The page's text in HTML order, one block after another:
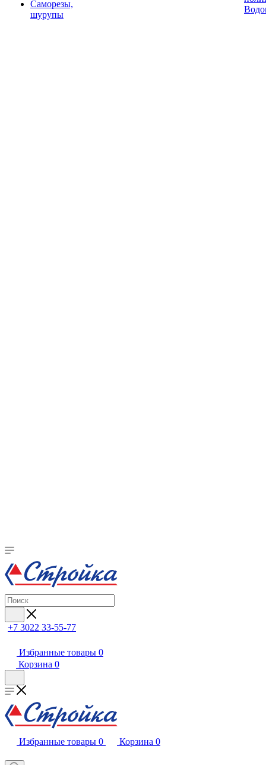
Саморезы,
шурупы
+7 3022 33-55-77
Избранные товары 0
Корзина 0
Избранные товары 0 Корзина 0